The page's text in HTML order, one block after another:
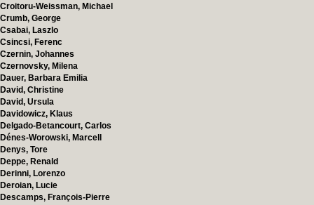
Croitoru-Weissman, Michael
Crumb, George
Csabai, Laszlo
Csincsi, Ferenc
Czernin, Johannes
Czernovsky, Milena
Dauer, Barbara Emilia
David, Christine
David, Ursula
Davidowicz, Klaus
Delgado-Betancourt, Carlos
Dénes-Worowski, Marcell
Denys, Tore
Deppe, Renald
Derinni, Lorenzo
Deroian, Lucie
Descamps, François-Pierre